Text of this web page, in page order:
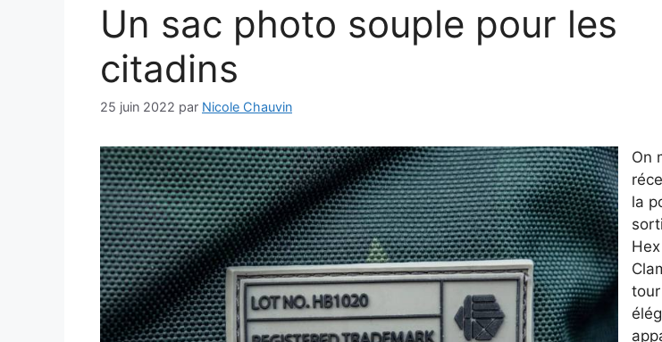
Un sac photo souple pour les
citadins
25 juin 2022 par Nicole Chauvin
On
la